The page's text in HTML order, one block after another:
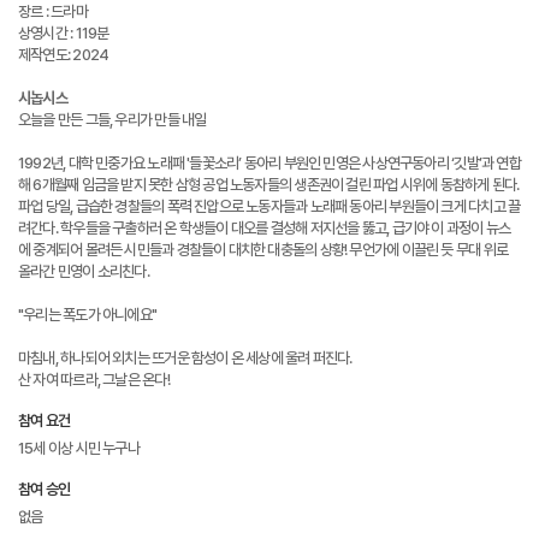
장르 : 드라마
상영시간 : 119분
제작연도: 2024
시놉시스
오늘을 만든 그들, 우리가 만들 내일
1992년, 대학 민중가요 노래패 '들꽃소리’ 동아리 부원인 민영은 사상연구동아리 ‘깃발’과 연합
해 6개월째 임금을 받지 못한 삼형 공업 노동자들의 생존권이 걸린 파업 시위에 동참하게 된다.
파업 당일, 급습한 경찰들의 폭력 진압으로 노동자들과 노래패 동아리 부원들이 크게 다치고 끌
려간다. 학우들을 구출하러 온 학생들이 대오를 결성해 저지선을 뚫고, 급기야 이 과정이 뉴스
에 중계되어 몰려든 시민들과 경찰들이 대치한 대충돌의 상황! 무언가에 이끌린 듯 무대 위로
올라간 민영이 소리친다.
"우리는 폭도가 아니에요"
마침내, 하나되어 외치는 뜨거운 함성이 온 세상에 울려 퍼진다.
산 자여 따르라, 그날은 온다!
참여 요건
15세 이상 시민 누구나
참여 승인
없음